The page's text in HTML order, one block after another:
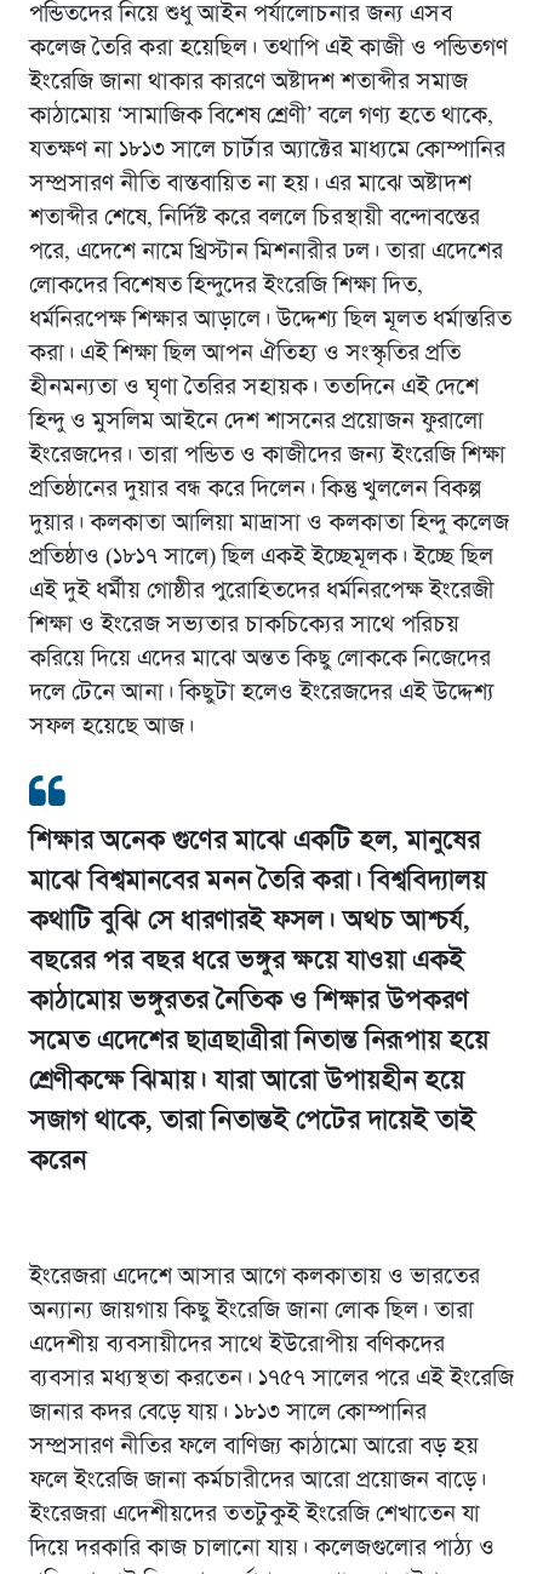
পন্ডিতদের নিয়ে শুধু আইন পর্যালোচনার জন্য এসব
কলেজ তৈরি করা হয়েছিল। তথাপি এই কাজী ও পন্ডিতগণ
ইংরেজি জানা থাকার কারণে অষ্টাদশ শতাব্দীর সমাজ
কাঠামোয় ‘সামাজিক বিশেষ শ্রেণী’ বলে গণ্য হতে থাকে,
যতক্ষণ না ১৮১৩ সালে চার্টার অ্যাক্টের মাধ্যমে কোম্পানির
সম্প্রসারণ নীতি বাস্তবায়িত না হয়। এর মাঝে অষ্টাদশ
শতাব্দীর শেষে, নির্দিষ্ট করে বললে চিরস্থায়ী বন্দোবস্তের
পরে, এদেশে নামে খ্রিস্টান মিশনারীর ঢল। তারা এদেশের
লোকদের বিশেষত হিন্দুদের ইংরেজি শিক্ষা দিত,
ধর্মনিরপেক্ষ শিক্ষার আড়ালে। উদ্দেশ্য ছিল মূলত ধর্মান্তরিত
করা। এই শিক্ষা ছিল আপন ঐতিহ্য ও সংস্কৃতির প্রতি
হীনমন্যতা ও ঘৃণা তৈরির সহায়ক। ততদিনে এই দেশে
হিন্দু ও মুসলিম আইনে দেশ শাসনের প্রয়োজন ফুরালো
ইংরেজদের। তারা পন্ডিত ও কাজীদের জন্য ইংরেজি শিক্ষা
প্রতিষ্ঠানের দুয়ার বন্ধ করে দিলেন। কিন্তু খুললেন বিকল্প
দুয়ার। কলকাতা আলিয়া মাদ্রাসা ও কলকাতা হিন্দু কলেজ
প্রতিষ্ঠাও (১৮১৭ সালে) ছিল একই ইচ্ছেমূলক। ইচ্ছে ছিল
এই দুই ধর্মীয় গোষ্ঠীর পুরোহিতদের ধর্মনিরপেক্ষ ইংরেজী
শিক্ষা ও ইংরেজ সভ্যতার চাকচিক্যের সাথে পরিচয়
করিয়ে দিয়ে এদের মাঝে অন্তত কিছু লোককে নিজেদের
দলে টেনে আনা। কিছুটা হলেও ইংরেজদের এই উদ্দেশ্য
সফল হয়েছে আজ।
শিক্ষার অনেক গুণের মাঝে একটি হল, মানুষের
মাঝে বিশ্বমানবের মনন তৈরি করা। বিশ্ববিদ্যালয়
কথাটি বুঝি সে ধারণারই ফসল। অথচ আশ্চর্য,
বছরের পর বছর ধরে ভঙ্গুর ক্ষয়ে যাওয়া একই
কাঠামোয় ভঙ্গুরতর নৈতিক ও শিক্ষার উপকরণ
সমেত এদেশের ছাত্রছাত্রীরা নিতান্ত নিরূপায় হয়ে
শ্রেণীকক্ষে ঝিমায়। যারা আরো উপায়হীন হয়ে
সজাগ থাকে, তারা নিতান্তই পেটের দায়েই তাই
করেন
ইংরেজরা এদেশে আসার আগে কলকাতায় ও ভারতের
অন্যান্য জায়গায় কিছু ইংরেজি জানা লোক ছিল। তারা
এদেশীয় ব্যবসায়ীদের সাথে ইউরোপীয় বণিকদের
ব্যবসার মধ্যস্থতা করতেন। ১৭৫৭ সালের পরে এই ইংরেজি
জানার কদর বেড়ে যায়। ১৮১৩ সালে কোম্পানির
সম্প্রসারণ নীতির ফলে বাণিজ্য কাঠামো আরো বড় হয়
ফলে ইংরেজি জানা কর্মচারীদের আরো প্রয়োজন বাড়ে।
ইংরেজরা এদেশীয়দের ততটুকুই ইংরেজি শেখাতেন যা
দিয়ে দরকারি কাজ চালানো যায়। কলেজগুলোর পাঠ্য ও